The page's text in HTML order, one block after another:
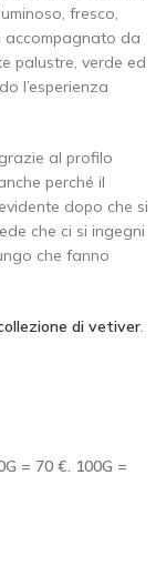
fresco,
accompagnato da
palustre, verde ed
l’esperienza
al profilo
perché il
dopo che si
che ci si ingegni
che fanno
di vetiver.
= 70 €. 100G =